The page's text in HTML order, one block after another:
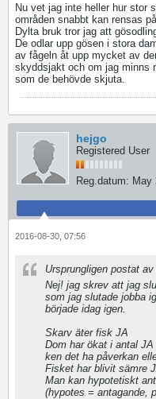
Nu vet jag inte heller hur stor
områden snabbt kan rensas
Dylta bruk tror jag att
De odlar upp gösen i stora
av fågeln åt upp mycket av
skyddsjakt och om jag minns
som de behövde skjuta.
hejgo
Registered User
Reg.datum: May
2016-08-30, 07:56
Ursprungligen postat av
Nej! jag skrev att jag
som jag slutade jobba
började idag igen.
Skarv äter fisk JA
Dom har ökat i antal
ken det ha påverkan
Fisket har blivit sämre
Man kan hypotetiskt
(hypotes = antagande,